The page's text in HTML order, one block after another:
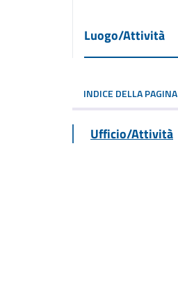
Luogo/Attività
INDICE DELLA PAGINA
Ufficio/Attività